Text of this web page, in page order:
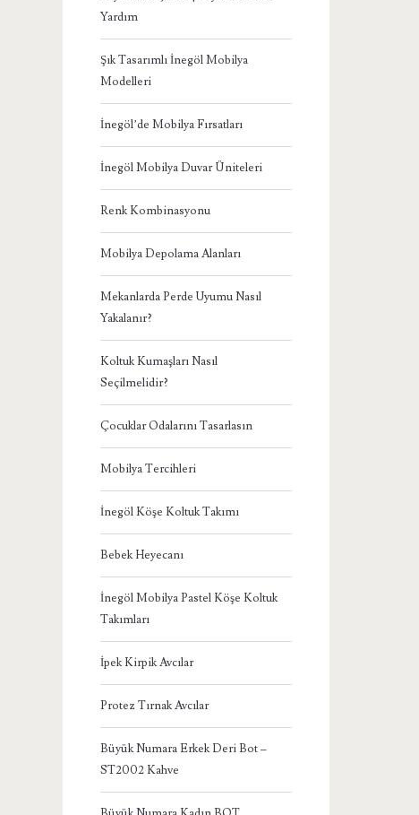
Yardım
Şık Tasarımlı İnegöl Mobilya
Modelleri
İnegöl’de Mobilya Fırsatları
İnegöl Mobilya Duvar Üniteleri
Renk Kombinasyonu
Mobilya Depolama Alanları
Mekanlarda Perde Uyumu Nasıl
Yakalanır?
Koltuk Kumaşları Nasıl
Seçilmelidir?
Çocuklar Odalarını Tasarlasın
Mobilya Tercihleri
İnegöl Köşe Koltuk Takımı
Bebek Heyecanı
İnegöl Mobilya Pastel Köşe Koltuk
Takımları
İpek Kirpik Avcılar
Protez Tırnak Avcılar
Büyük Numara Erkek Deri Bot –
ST2002 Kahve